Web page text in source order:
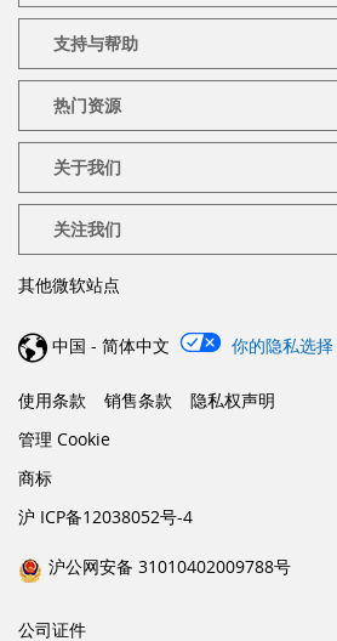
支持与帮助
热门资源
关于我们
关注我们
其他微软站点
中国 - 简体中文 你的隐私选择
使用条款 销售条款
隐私权声明
管理 Cookie
商标
沪 ICP备12038052号-4
沪公网安备 31010402009788号
公司证件